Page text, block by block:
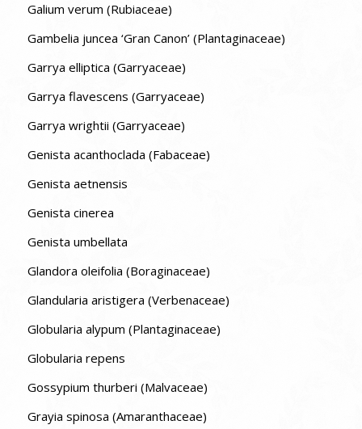
Galium verum (Rubiaceae)
Gambelia juncea ‘Gran Canon’ (Plantaginaceae)
Garrya elliptica (Garryaceae)
Garrya flavescens (Garryaceae)
Garrya wrightii (Garryaceae)
Genista acanthoclada (Fabaceae)
Genista aetnensis
Genista cinerea
Genista umbellata
Glandora oleifolia (Boraginaceae)
Glandularia aristigera (Verbenaceae)
Globularia alypum (Plantaginaceae)
Globularia repens
Gossypium thurberi (Malvaceae)
Grayia spinosa (Amaranthaceae)